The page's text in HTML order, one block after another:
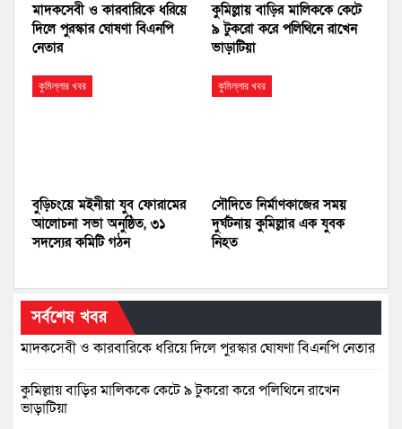
মাদকসেবী ও কারবারিকে ধরিয়ে
দিলে পুরস্কার ঘোষণা বিএনপি
নেতার
কুমিল্লায় বাড়ির মালিককে কেটে
৯ টুকরো করে পলিথিনে রাখেন
ভাড়াটিয়া
কুমিল্লার খবর
বুড়িচংয়ে মইনীয়া যুব ফোরামের
আলোচনা সভা অনুষ্ঠিত, ৩১
সদস্যের কমিটি গঠন
কুমিল্লার খবর
সৌদিতে নির্মাণকাজের সময়
দুর্ঘটনায় কুমিল্লার এক যুবক
নিহত
সর্বশেষ খবর
মাদকসেবী ও কারবারিকে ধরিয়ে দিলে পুরস্কার ঘোষণা বিএনপি নেতার
কুমিল্লায় বাড়ির মালিককে কেটে ৯ টুকরো করে পলিথিনে রাখেন
ভাড়াটিয়া